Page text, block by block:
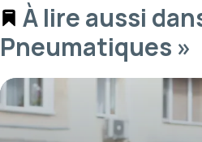
À lire aussi
Pneumatiques »